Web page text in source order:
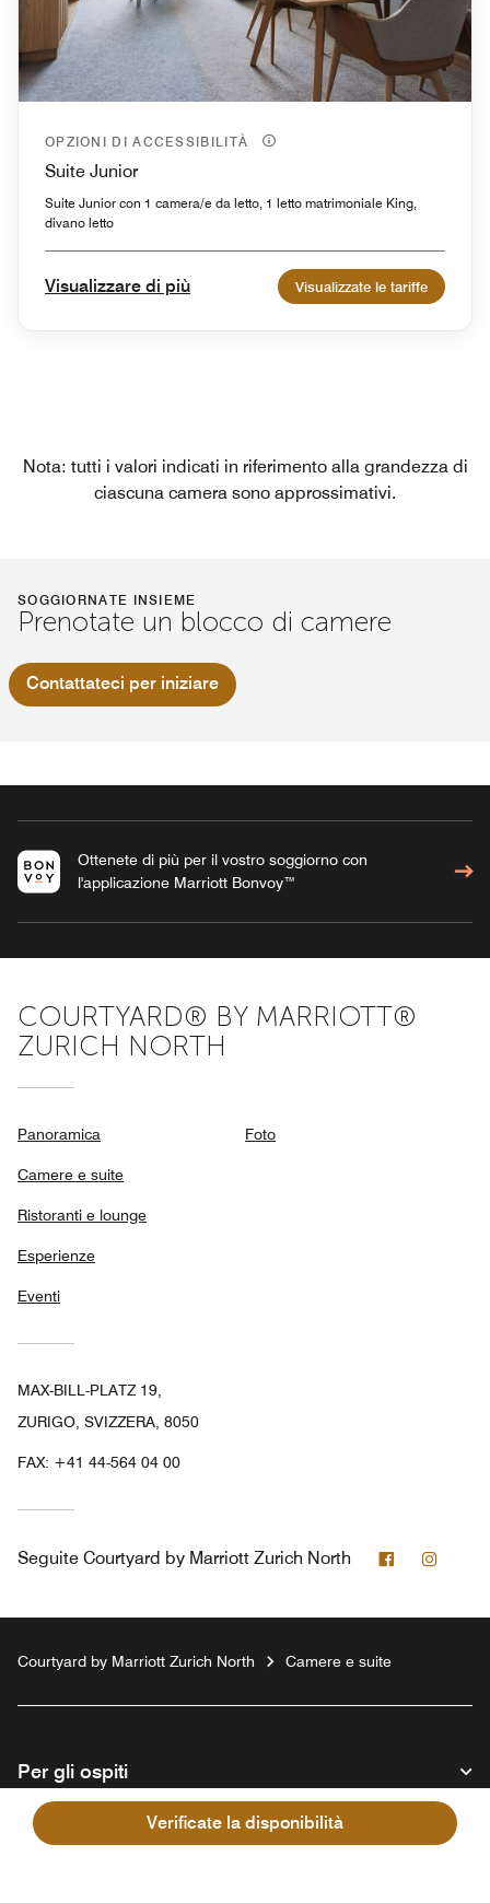
Verificate la disponibilità
OPZIONI DI ACCESSIBILITÀ
Suite Junior
Suite Junior con 1 camera/e da letto, 1 letto matrimoniale King,
divano letto
Visualizzare di più Visualizzate le tariffe
Nota: tutti i valori indicati in riferimento alla grandezza di
ciascuna camera sono approssimativi.
SOGGIORNATE INSIEME
Prenotate un blocco di camere
Contattateci per iniziare
Ottenete di più per il vostro soggiorno con
l'applicazione Marriott Bonvoy™
COURTYARD® BY MARRIOTT®
ZURICH NORTH
Panoramica
Camere e suite
Ristoranti e lounge
Esperienze
Eventi
Foto
MAX-BILL-PLATZ 19,
ZURIGO, SVIZZERA, 8050
FAX: +41 44-564 04 00
Seguite Courtyard by Marriott Zurich North Facebook
Courtyard by Marriott Zurich North Camere e suite
Per gli ospiti
La nostra azienda